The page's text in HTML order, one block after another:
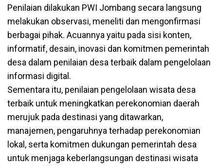
Penilaian dilakukan PWI Jombang secara langsung
melakukan observasi, meneliti dan mengonfirmasi
berbagai pihak. Acuannya yaitu pada sisi konten,
informatif, desain, inovasi dan komitmen pemerintah
desa dalam penilaian desa terbaik dalam pengelolaan
informasi digital.
Sementara itu, penilaian pengelolaan wisata desa
terbaik untuk meningkatkan perekonomian daerah
merujuk pada destinasi yang ditawarkan,
manajemen, pengaruhnya terhadap perekonomian
lokal, serta komitmen dukungan pemerintah desa
untuk menjaga keberlangsungan destinasi wisata